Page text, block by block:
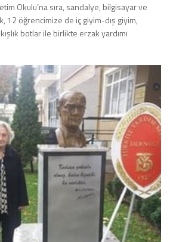
Okulu’na sıra, sandalye, bilgisayar ve
12 öğrencimize de iç giyim-dış giyim,
botlar ile birlikte erzak yardımı